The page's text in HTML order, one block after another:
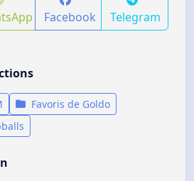
Facebook Telegram
Favoris de Goldo